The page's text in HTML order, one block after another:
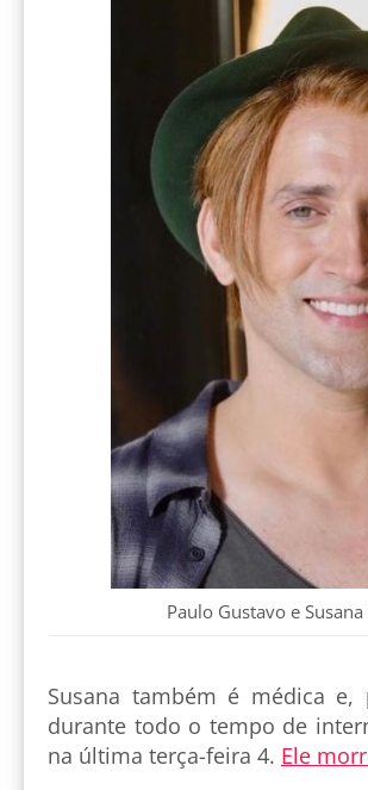
Paulo Gustavo e
Susana também é médica
durante todo o tempo de
na última terça-feira 4. Ele